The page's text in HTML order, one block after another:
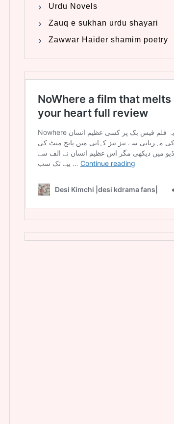
Urdu Novels
Zauq e sukhan urdu shayari
Zawwar Haider shamim poetry